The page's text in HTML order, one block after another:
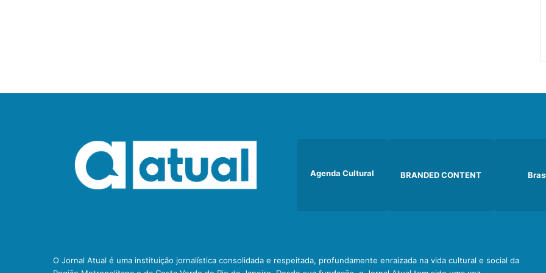
Agenda Cultural BRANDED CONTENT
O Jornal Atual é uma instituição jornalística consolidada e respeitada, profundamente enraizada na vida cultural e social da